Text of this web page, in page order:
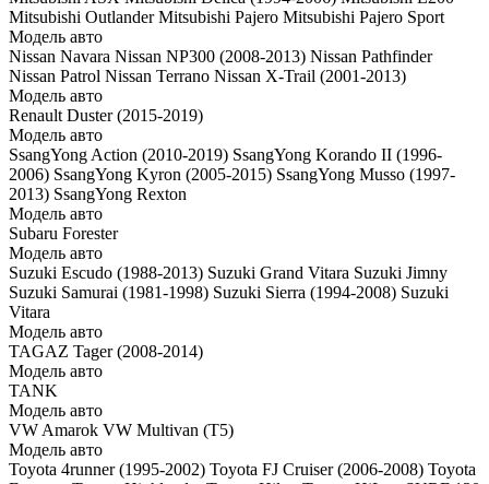
Mitsubishi Outlander Mitsubishi Pajero Mitsubishi Pajero Sport
Модель авто
Nissan Navara Nissan NP300 (2008-2013) Nissan Pathfinder
Nissan Patrol Nissan Terrano Nissan X-Trail (2001-2013)
Модель авто
Renault Duster (2015-2019)
Модель авто
SsangYong Action (2010-2019) SsangYong Korando II (1996-
2006) SsangYong Kyron (2005-2015) SsangYong Musso (1997-
2013) SsangYong Rexton
Модель авто
Subaru Forester
Модель авто
Suzuki Escudo (1988-2013) Suzuki Grand Vitara Suzuki Jimny
Suzuki Samurai (1981-1998) Suzuki Sierra (1994-2008) Suzuki
Vitara
Модель авто
TAGAZ Tager (2008-2014)
Модель авто
TANK
Модель авто
VW Amarok VW Multivan (T5)
Модель авто
Toyota 4runner (1995-2002) Toyota FJ Cruiser (2006-2008) Toyota